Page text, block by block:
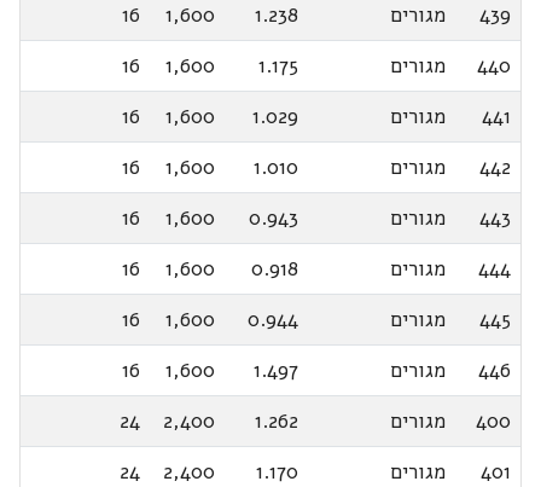
439
מגורים 1.238
1,600
16
440
מגורים 1.175
1,600
16
441
מגורים 1.029
1,600
16
442
מגורים 1.010
1,600
16
443
מגורים 0.943
1,600
16
444
מגורים 0.918
1,600
16
445
מגורים 0.944
1,600
16
446
מגורים 1.497
1,600
16
400
מגורים 1.262
2,400
24
401
מגורים 1.170
2,400
24